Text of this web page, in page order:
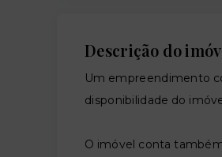
Descrição do
Um empreendimento
disponibilidade do
O imóvel conta